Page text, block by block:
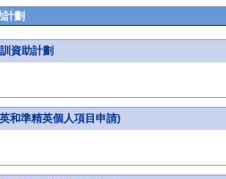
劃
資助計劃
和準精英個人項目申請)